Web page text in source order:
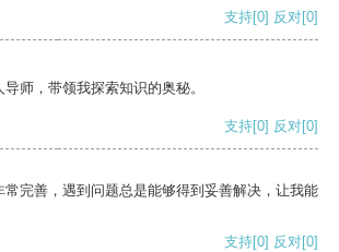
支持[0] 反对[0]
师，带领我探索知识的奥秘。
支持[0] 反对[0]
常完善，遇到问题总是能够得到妥善解决，让我能
支持[0] 反对[0]